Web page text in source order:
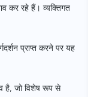
कर रहे हैं। व्यक्तिगत
प्राप्त करने पर यह
है, जो विशेष रूप से